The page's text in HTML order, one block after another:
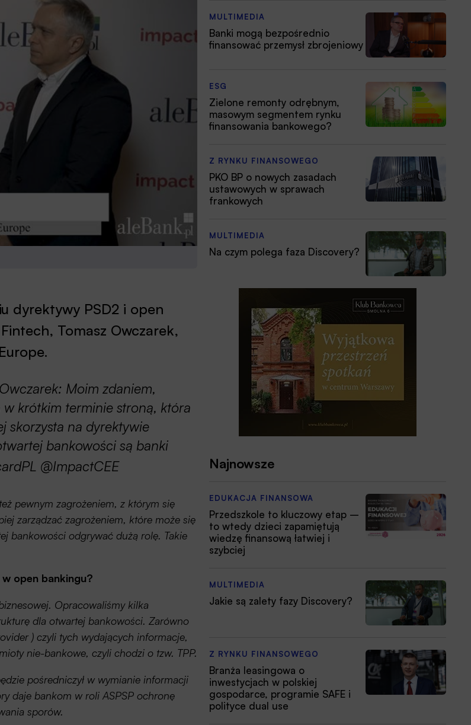
dyrektywy PSD2 i open
Tomasz Owczarek,
Moim zdaniem,
w krótkim terminie stroną, która
skorzysta na dyrektywie
bankowości są banki
@ImpactCEE
pewnym zagrożeniem, z którym się
zarządzać zagrożeniem, które może się
bankowości odgrywać dużą rolę. Takie
open bankingu?
Opracowaliśmy kilka
dla otwartej bankowości. Zarówno
) czyli tych wydających informacje,
nie-bankowe, czyli chodzi o tzw. TPP.
pośredniczył w wymianie informacji
daje bankom w roli ASPSP ochronę
sporów.
MULTIMEDIA
Banki mogą bezpośrednio
finansować przemysł zbrojeniowy
ESG
Zielone remonty odrębnym,
masowym segmentem rynku
finansowania bankowego?
Z RYNKU FINANSOWEGO
PKO BP o nowych zasadach
ustawowych w sprawach
frankowych
MULTIMEDIA
Na czym polega faza Discovery?
Najnowsze
EDUKACJA FINANSOWA
Przedszkole to kluczowy etap –
to wtedy dzieci zapamiętują
wiedzę finansową łatwiej i
szybciej
MULTIMEDIA
Jakie są zalety fazy Discovery?
Z RYNKU FINANSOWEGO
Branża leasingowa o
inwestycjach w polskiej
gospodarce, programie SAFE i
polityce dual use